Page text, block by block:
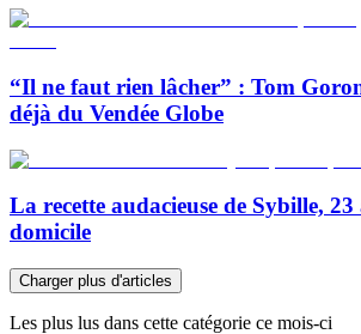
“Il ne faut rien lâcher” : Tom
déjà du Vendée Globe
La recette audacieuse de Sybille, 23
domicile
Charger plus d'articles
Les plus lus dans cette catégorie ce mois-ci